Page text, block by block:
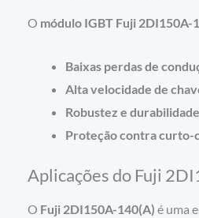
O módulo IGBT Fuji 2DI150A-
Baixas perdas de
Alta velocidade de
Robustez e
Proteção contra curto-
Aplicações do Fuji
O Fuji 2DI150A-140(A) é uma